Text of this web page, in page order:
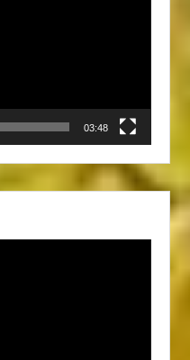
03:48